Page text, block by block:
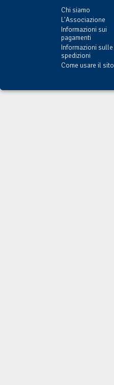
Chi siamo
L'Associazione
Informazioni sui
pagamenti
Informazioni sulle
spedizioni
Come usare il sito